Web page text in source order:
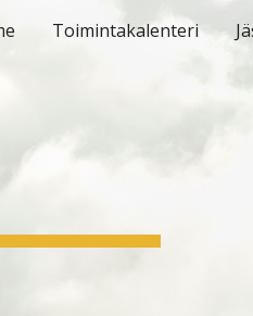
Toimintakalenteri